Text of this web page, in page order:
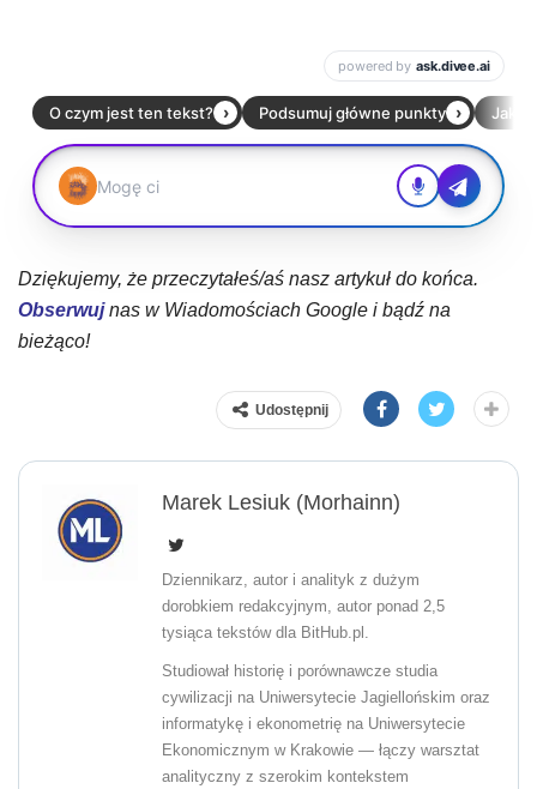
Dziękujemy, że przeczytałeś/aś nasz artykuł do końca.
Obserwujnas w Wiadomościach Google i bądź na
bieżąco!
Udostępnij
Marek Lesiuk (Morhainn)
Dziennikarz, autor i analityk z dużym
dorobkiem redakcyjnym, autor ponad 2,5
tysiąca tekstów dla BitHub.pl.
Studiował historię i porównawcze studia
cywilizacji na Uniwersytecie Jagiellońskim oraz
informatykę i ekonometrię na Uniwersytecie
Ekonomicznym w Krakowie — łączy warsztat
analityczny z szerokim kontekstem